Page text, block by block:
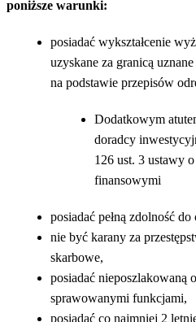
poniższe warunki:
posiadać wykształcenie
uzyskane za granicą
na podstawie przepisów
Dodatkowym
doradcy
126 ust. 3 ustawy
finansowymi
posiadać pełną zdolność
nie być karany za
skarbowe,
posiadać nieposzlakowaną
sprawowanymi funkcjami,
posiadać co najmniej 2